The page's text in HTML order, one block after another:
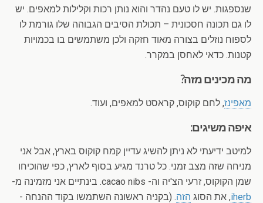
שנספגות. יש לו טעם נהדר והוא נותן רכות וקלילות למאפים. יש
לו גם תכונה חסכונית – תכולת הסיבים הגבוהה שלו גורמת לו
לספוח נוזלים בצורה מאוד חזקה ולכן משתמשים בו בכמויות
קטנות. כדאי לאחסן במקרר.
מה מכינים מזה?
מאפינז, לחם קוקוס, קראסט למאפים, ועוד.
איפה משיגים:
למיטב ידיעתי לא ניתן להשיג עדיין קמח קוקוס בארץ, אבל אני
מניחה שזה מצב זמני. כל טרנד מגיע בסוף לארץ, כפי שהוכיחו
שמן הקוקוס, זרעי הצ'יה וה- cacao nibs. בינתיים אני מזמינה מ-
iherb, את הסוג הזה. (בקניה ראשונה השתמשו בקוד ההנחה -